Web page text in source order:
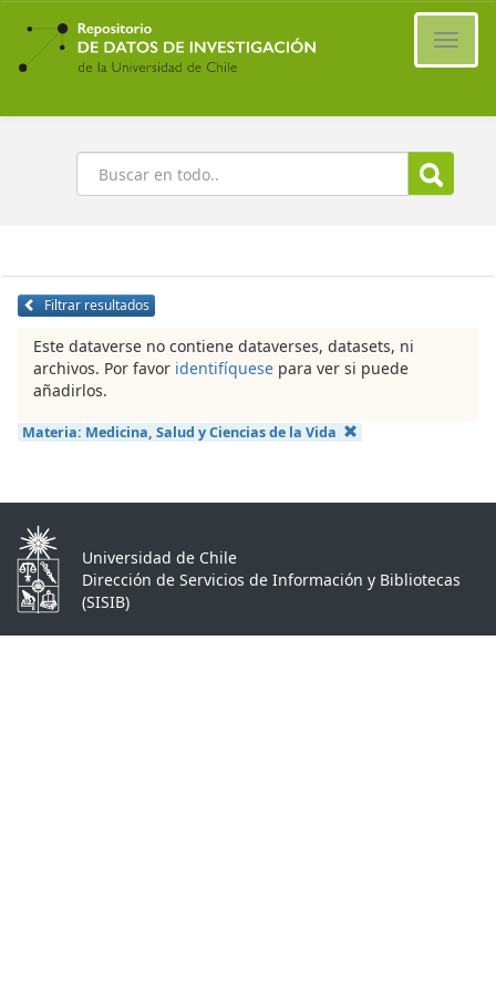
Ir
contenido
principal
Buscar
Filtrar resultados
Este dataverse no contiene dataverses, datasets, ni
archivos. Por favor identifíquese para ver si puede
añadirlos.
Materia: Medicina, Salud y Ciencias de la Vida
Universidad de Chile
Dirección de Servicios de Información y Bibliotecas
(SISIB)